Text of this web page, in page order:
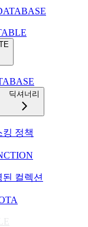
딕셔너리
킹 정책
된 컬렉션